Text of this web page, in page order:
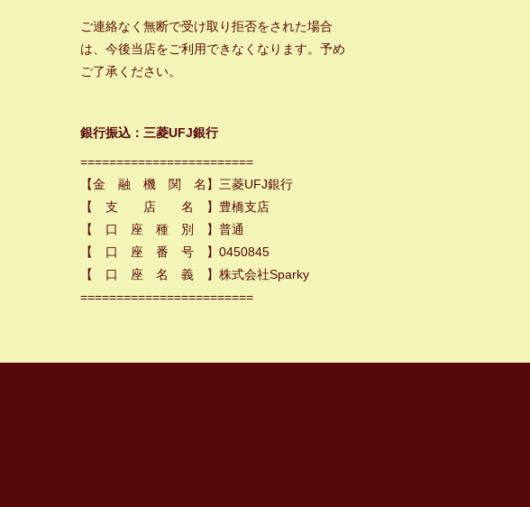
ご連絡なく無断で受け取り拒否をされた場合
は、今後当店をご利用できなくなります。予め
ご了承ください。
銀行振込：三菱UFJ銀行
========================
【金 融 機 関 名】三菱UFJ銀行
【 支 店 名 】豊橋支店
【 口 座 種 別 】普通
【 口 座 番 号 】0450845
【 口 座 名 義 】株式会社Sparky
========================